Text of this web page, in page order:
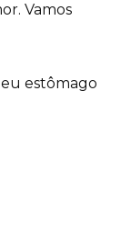
Vamos
estômago